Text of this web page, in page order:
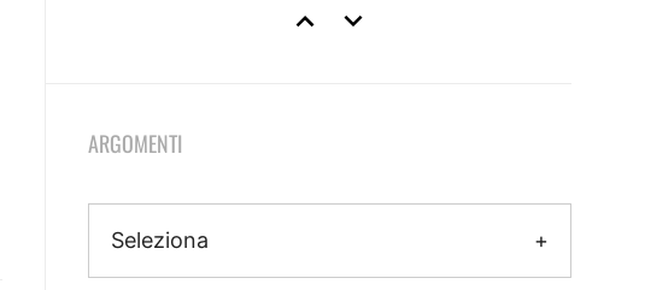
Tecniche Di Seduzione
ARGOMENTI
Seleziona